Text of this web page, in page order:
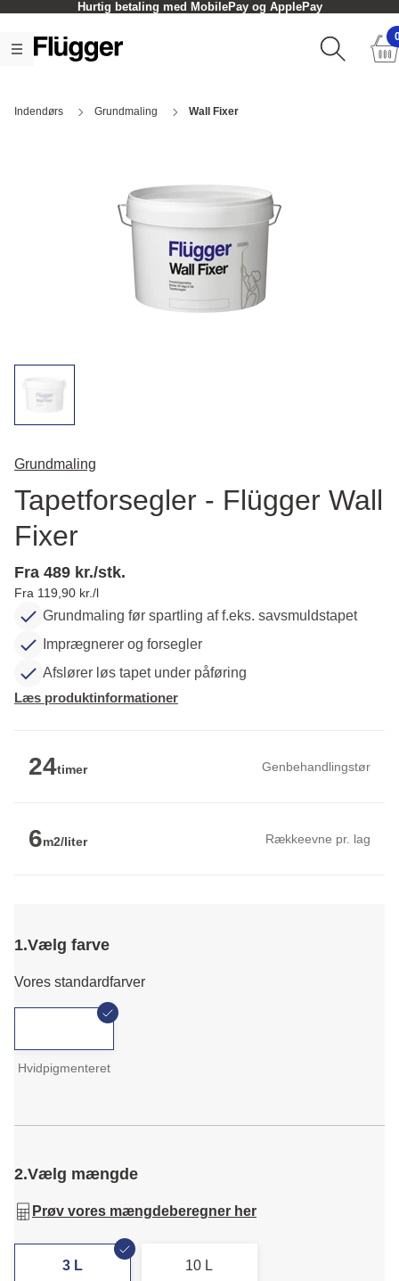
Hurtig betaling med MobilePay og ApplePay
Indendørs Grundmaling Wall Fixer
Grundmaling
Tapetforsegler - Flügger Wall
Fixer
Fra 489 kr./stk.
Fra 119,90 kr./l
Grundmaling før spartling af f.eks. savsmuldstapet
Imprægnerer og forsegler
Afslører løs tapet under påføring
Læs produktinformationer
24timer Genbehandlingstør
6m2/liter Rækkeevne pr. lag
1.Vælg farve
Vores standardfarver
Hvidpigmenteret
2.Vælg mængde
Prøv vores mængdeberegner her
3 L 10 L